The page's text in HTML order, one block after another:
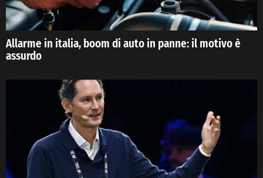
Allarme in italia, boom di auto in panne: il motivo è
assurdo